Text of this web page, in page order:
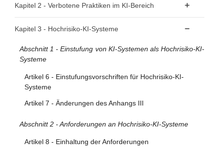
Artikel 2 - Anwendungsbereich
Artikel 3 - Begriffsbestimmungen
Artikel 4 - KI-Kompetenz
Kapitel 2 - Verbotene Praktiken im KI-Bereich
Kapitel 3 - Hochrisiko-KI-Systeme
Abschnitt 1 - Einstufung von KI-Systemen als Hochrisiko-KI-
Systeme
Artikel 6 - Einstufungsvorschriften für Hochrisiko-KI-
Systeme
Artikel 7 - Änderungen des Anhangs III
Abschnitt 2 - Anforderungen an Hochrisiko-KI-Systeme
Artikel 8 - Einhaltung der Anforderungen